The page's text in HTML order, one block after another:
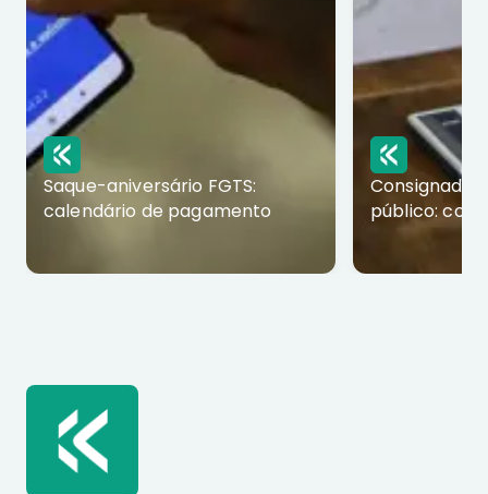
Saque-aniversário FGTS:
calendário de pagamento
Consignado
público: